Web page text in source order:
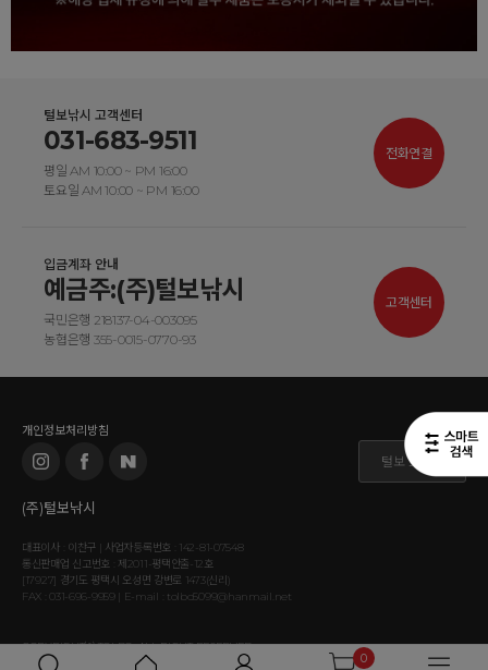
0
털보낚시 고객센터
031-683-9511
평일 AM 10:00 ~ PM 16:00
토요일 AM 10:00 ~ PM 16:00
전화연결
입금계좌 안내
예금주:(주)털보낚시
국민은행 218137-04-003095
농협은행 355-0015-0770-93
고객센터
개인정보처리방침
털보 도매몰
(주)털보낚시
대표이사 : 이찬구 | 사업자등록번호 : 142-81-07548
통신판매업 신고번호 : 제2011-평택안출-12호
[17927] 경기도 평택시 오성면 강변로 1473(신리)
FAX : 031-696-9959 | E-mail : tolbo5099@hanmail.net
COPYRIGHT⒞ TOLBO. ALL RIGHT RESERVED.